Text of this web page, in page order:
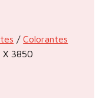
/Colorantes
X 3850